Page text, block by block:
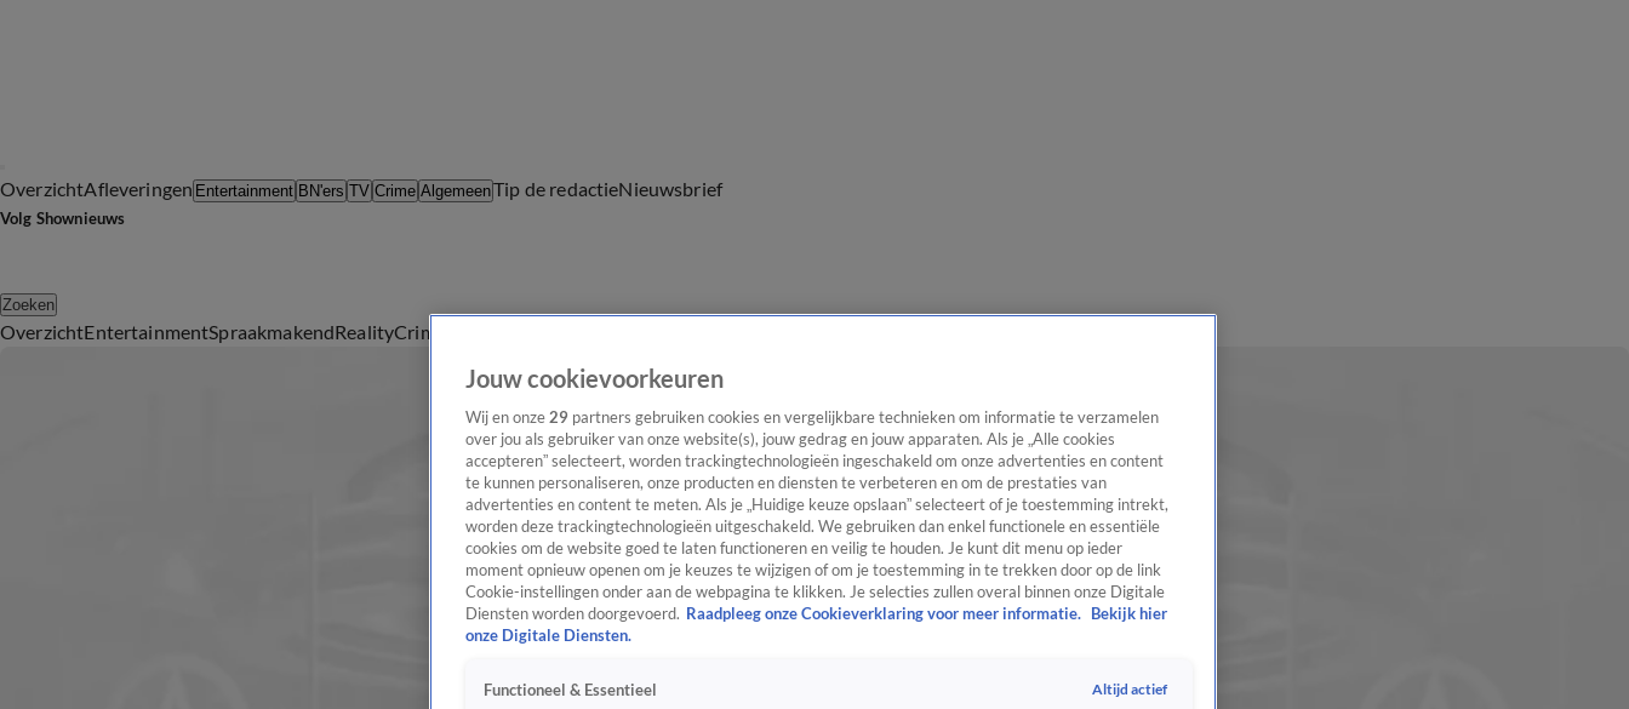
OverzichtAfleveringen Entertainment BN'ers TV Crime AlgemeenTip de redactieNieuwsbrief
Volg Shownieuws
Zoeken
OverzichtEntertainmentSpraakmakendRealityCrime
Jouw cookievoorkeuren
Wij en onze 29 partners gebruiken cookies en vergelijkbare technieken om informatie te verzamelen
over jou als gebruiker van onze website(s), jouw gedrag en jouw apparaten. Als je „Alle cookies
accepteren” selecteert, worden trackingtechnologieën ingeschakeld om onze advertenties en content
te kunnen personaliseren, onze producten en diensten te verbeteren en om de prestaties van
advertenties en content te meten. Als je „Huidige keuze opslaan” selecteert of je toestemming intrekt,
worden deze trackingtechnologieën uitgeschakeld. We gebruiken dan enkel functionele en essentiële
cookies om de website goed te laten functioneren en veilig te houden. Je kunt dit menu op ieder
moment opnieuw openen om je keuzes te wijzigen of om je toestemming in te trekken door op de link
Cookie-instellingen onder aan de webpagina te klikken. Je selecties zullen overal binnen onze Digitale
Diensten worden doorgevoerd. Raadpleeg onze Cookieverklaring voor meer informatie. Bekijk hier
onze Digitale Diensten.
Functioneel & Essentieel Altijd actief